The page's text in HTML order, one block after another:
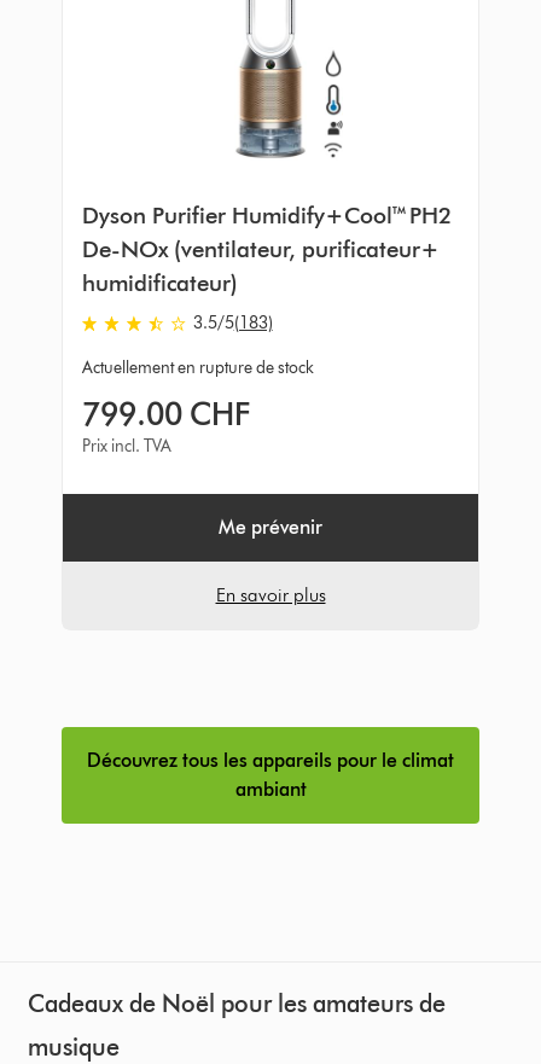
Dyson Purifier Humidify+Cool™ PH2
De-NOx (ventilateur, purificateur+
humidificateur)
3.5
stars
of
5
from
3.5/5(183)
Actuellement en rupture de stock
799.00 CHF
Prix incl. TVA
Me prévenir
En savoir plus
Découvrez tous les appareils pour le climat
ambiant
Cadeaux de Noël pour les amateurs de
musique